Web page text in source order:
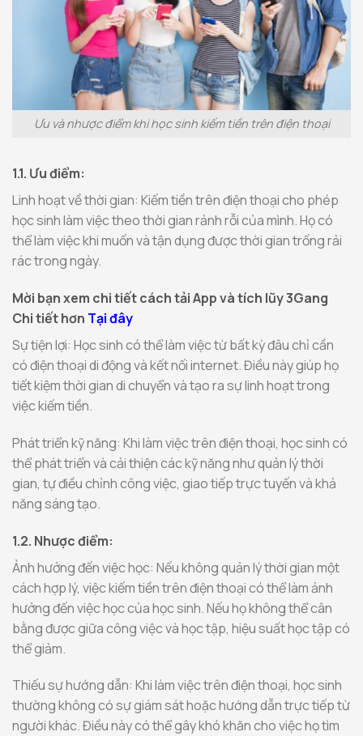
Ưu và nhược điểm khi học sinh kiếm tiền trên điện thoại
1.1. Ưu điểm:
Linh hoạt về thời gian: Kiếm tiền trên điện thoại cho phép
học sinh làm việc theo thời gian rảnh rỗi của mình. Họ có
thể làm việc khi muốn và tận dụng được thời gian trống rải
rác trong ngày.
Mời bạn xem chi tiết cách tải App và tích lũy 3Gang
Chi tiết hơn Tại đây
Sự tiện lợi: Học sinh có thể làm việc từ bất kỳ đâu chỉ cần
có điện thoại di động và kết nối internet. Điều này giúp họ
tiết kiệm thời gian di chuyển và tạo ra sự linh hoạt trong
việc kiếm tiền.
Phát triển kỹ năng: Khi làm việc trên điện thoại, học sinh có
thể phát triển và cải thiện các kỹ năng như quản lý thời
gian, tự điều chỉnh công việc, giao tiếp trực tuyến và khả
năng sáng tạo.
1.2. Nhược điểm:
Ảnh hưởng đến việc học: Nếu không quản lý thời gian một
cách hợp lý, việc kiếm tiền trên điện thoại có thể làm ảnh
hưởng đến việc học của học sinh. Nếu họ không thể cân
bằng được giữa công việc và học tập, hiệu suất học tập có
thể giảm.
Thiếu sự hướng dẫn: Khi làm việc trên điện thoại, học sinh
thường không có sự giám sát hoặc hướng dẫn trực tiếp từ
người khác. Điều này có thể gây khó khăn cho việc họ tìm